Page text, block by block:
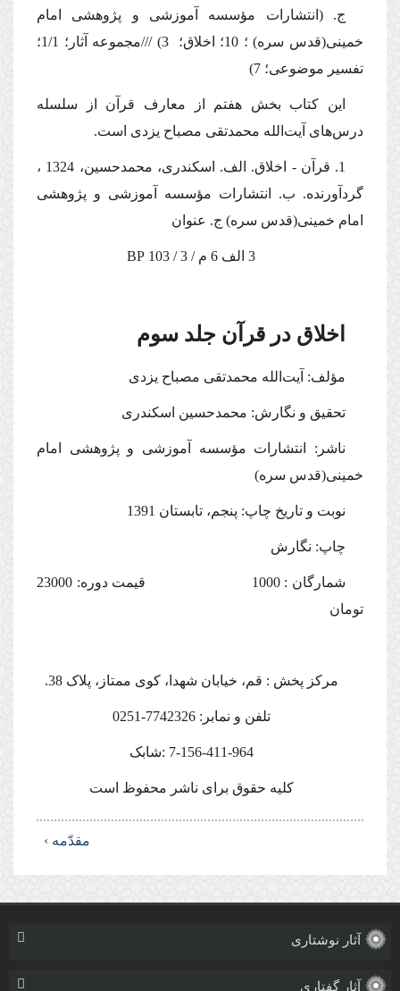
ج. (انتشارات مؤسسه آموزشى و پژوهشى امام
خمینى(قدس سره)
؛ 10؛ اخلاق؛ 3) ///مجموعه آثار؛ 1/1؛
تفسیر موضوعی؛ 7)
این كتاب بخش هفتم از معارف قرآن از سلسله
درس‌های آیت‌الله محمدتقی مصباح یزدی است.
1. قرآن - اخلاق. الف. اسكندری، محمدحسین، 1324 ‌،
گردآورنده. ب. انتشارات مؤسسه آموزشى و پژوهشى
امام خمینى(قدس سره) ج. عنوان
3 الف 6 م / 3 / 103 B P
اخلاق در قرآن جلد سوم
مؤلف: آیت‌الله محمدتقى مصباح یزدى
تحقیق و نگارش: محمدحسین اسکندری
ناشر: انتشارات مؤسسه آموزشى و پژوهشى امام
خمینى(قدس سره)
نوبت و تاریخ چاپ: پنجم، تابستان 1391
چاپ: نگارش
شمارگان : 1000‌‌‌ قیمت دوره: 23000
تومان
مركز پخش : قم، خیابان شهدا، کوی ممتاز، پلاک 38.
تلفن و نمابر: 7742326-0251
7-156-411-964 :شابک
كلیه حقوق براى ناشر محفوظ است
مقدّمه ›
آثار نوشتاری
آثار گفتاری